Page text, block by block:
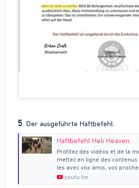
5. Der ausgeführte Haftbefehl.
Haftbefehl Heli Heaven
Profitez des vidéos et de la
mettez en ligne des
les avec vos amis, vos
youtu.be